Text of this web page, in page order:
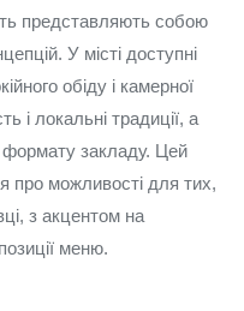
представляють собою
У місті доступні
обіду і камерної
і локальні традиції, а
формату закладу. Цей
про можливості для тих,
з акцентом на
меню.